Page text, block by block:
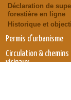
Déclaration de
forestière en ligne
Historique et
Permis d'urbanisme
Circulation & chemins
vicinaux